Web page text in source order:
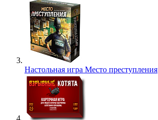
Настольная игра Место преступления